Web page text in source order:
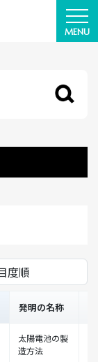
発明の名称
太陽電池の製
造方法